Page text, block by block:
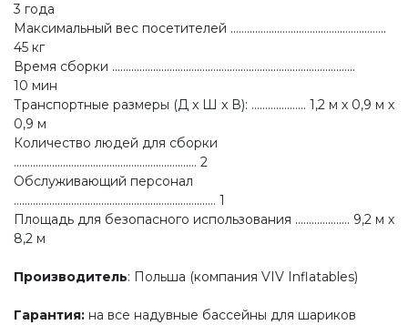
3 года
Максимальный вес посетителей .........................................................
45 кг
Время сборки .........................................................................................
10 мин
Транспортные размеры (Д x Ш x В): .................... 1,2 м х 0,9 м х
0,9 м
Количество людей для сборки
................................................................... 2
Обслуживающий персонал
.......................................................................... 1
Площадь для безопасного использования .................... 9,2 м х
8,2 м
Производитель: Польша (компания VIV Inflatables)
Гарантия: на все надувные бассейны для шариков